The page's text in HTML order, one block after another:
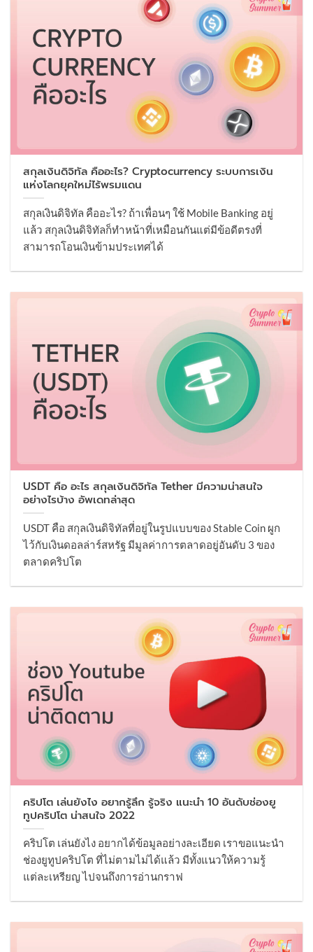
สกุลเงินดิจิทัล คืออะไร? Cryptocurrency ระบบการเงิน
แห่งโลกยุคใหม่ไร้พรมแดน
สกุลเงินดิจิทัล คืออะไร? ถ้าเพื่อนๆ ใช้ Mobile Banking อยู่
แล้ว สกุลเงินดิจิทัลก็ทำหน้าที่เหมือนกันแต่มีข้อดีตรงที่
สามารถโอนเงินข้ามประเทศได้
USDT คือ อะไร สกุลเงินดิจิทัล Tether มีความน่าสนใจ
อย่างไรบ้าง อัพเดทล่าสุด
USDT คือ สกุลเงินดิจิทัลที่อยู่ในรูปแบบของ Stable Coin ผูก
ไว้กับเงินดอลล่าร์สหรัฐ มีมูลค่าการตลาดอยู่อันดับ 3 ของ
ตลาดคริปโต
คริปโต เล่นยังไง อยากรู้ลึก รู้จริง แนะนำ 10 อันดับช่องยู
ทูปคริปโต น่าสนใจ 2022
คริปโต เล่นยังไง อยากได้ข้อมูลอย่างละเอียด เราขอแนะนำ
ช่องยูทูปคริปโต ที่ไม่ตามไม่ได้แล้ว มีทั้งแนวให้ความรู้
แต่ละเหรียญ ไปจนถึงการอ่านกราฟ